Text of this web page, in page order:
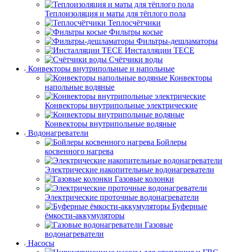
Теплоизоляция и маты для тёплого пола
Теплосчётчики
Фильтры косые
Фильтры-дешламаторы
Инсталляции TECE
Счётчики воды
Конвекторы внутрипольные и напольные
Конвекторы
напольные водяные
Конвекторы внутрипольные электрические
Конвекторы внутрипольные водяные
Водонагреватели
Бойлеры
косвенного нагрева
Электрические накопительные водонагреватели
Газовые колонки
Электрические проточные водонагреватели
Буферные
ёмкости-аккумуляторы
Газовые
водонагреватели
Насосы